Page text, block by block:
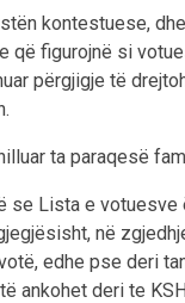
kontestuese,
që figurojnë si
përgjigje të
ta paraqesë
se Lista e
në
edhe pse deri
ankohet deri te